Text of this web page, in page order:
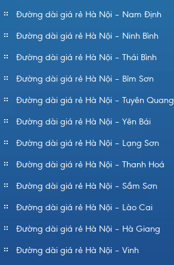
Đường dài giá rẻ Hà Nội – Nam Định
Đường dài giá rẻ Hà Nội – Ninh Bình
Đường dài giá rẻ Hà Nội – Thái Bình
Đường dài giá rẻ Hà Nội – Bỉm Sơn
Đường dài giá rẻ Hà Nội – Tuyên Quang
Đường dài giá rẻ Hà Nội – Yên Bái
Đường dài giá rẻ Hà Nội – Lạng Sơn
Đường dài giá rẻ Hà Nội – Thanh Hoá
Đường dài giá rẻ Hà Nội – Sầm Sơn
Đường dài giá rẻ Hà Nội – Lào Cai
Đường dài giá rẻ Hà Nội – Hà Giang
Đường dài giá rẻ Hà Nội – Vinh